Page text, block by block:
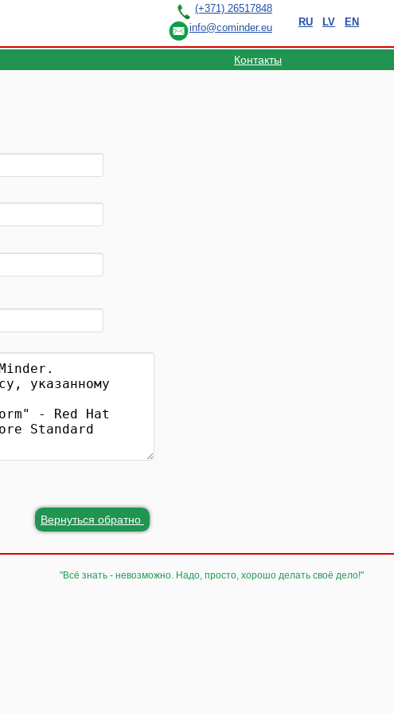
(+371) 26517848
info@cominder.eu
RU LV EN
Контакты
Вернуться обратно
"Всё знать - невозможно. Надо, просто, хорошо делать своё дело!"